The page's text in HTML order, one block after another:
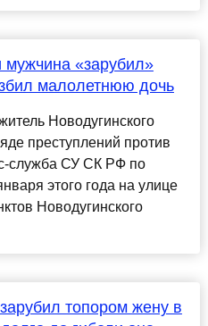
«зарубил»
малолетнюю дочь
Новодугинского
преступлений против
служба СУ СК РФ по
этого года на улице
Новодугинского
топором жену в